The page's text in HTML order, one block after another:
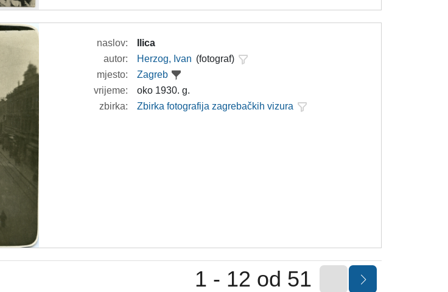
naslov:
Ilica
autor:
Herzog, Ivan (fotograf)
mjesto:
Zagreb
vrijeme:
oko 1930. g.
zbirka:
Zbirka fotografija zagrebačkih vizura
1 - 12 od 51